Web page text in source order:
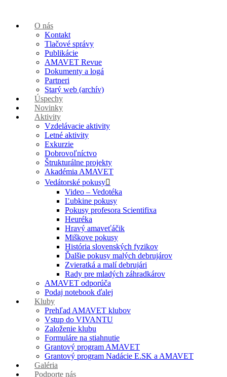
O nás
Kontakt
Tlačové správy
Publikácie
AMAVET Revue
Dokumenty a logá
Partneri
Starý web (archív)
Úspechy
Novinky
Aktivity
Vzdelávacie aktivity
Letné aktivity
Exkurzie
Dobrovoľníctvo
Štrukturálne projekty
Akadémia AMAVET
Vedátorské pokusy
Video – Vedotéka
Ľubkine pokusy
Pokusy profesora Scientifixa
Heuréka
Hravý amaveťáčik
Miškove pokusy
História slovenských fyzikov
Ďalšie pokusy malých debrujárov
Zvieratká a malí debrujári
Rady pre mladých záhradkárov
AMAVET odporúča
Podaj notebook ďalej
Kluby
Prehľad AMAVET klubov
Vstup do VIVANTU
Založenie klubu
Formuláre na stiahnutie
Grantový program AMAVET
Grantový program Nadácie E.SK a AMAVET
Galéria
Podporte nás